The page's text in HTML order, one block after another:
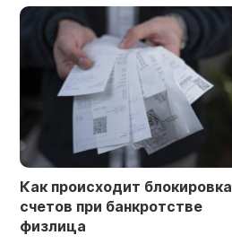
Как происходит блокировка
счетов при банкротстве
физлица